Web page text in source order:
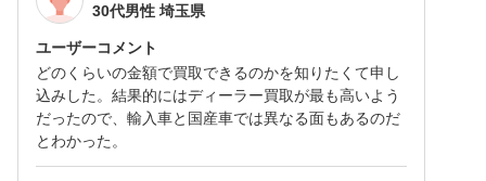
30代男性 埼玉県
ユーザーコメント
どのくらいの金額で買取できるのかを知りたくて申し
込みした。結果的にはディーラー買取が最も高いよう
だったので、輸入車と国産車では異なる面もあるのだ
とわかった。